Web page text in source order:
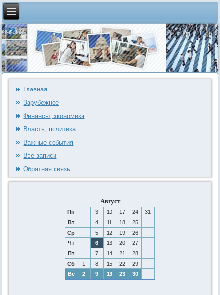
Главная
Зарубежное
Финансы, экономика
Власть, политика
Важные события
Все записи
Обратная связь
Август
Пн 3 10 17 24
31
Вт
4 11 18
25
Ср
5 12 19
26
Чт
6 13 20
27
Пт
7 14 21
28
Сб
1 8 15 22
29
Вс
2 9 16 23 30